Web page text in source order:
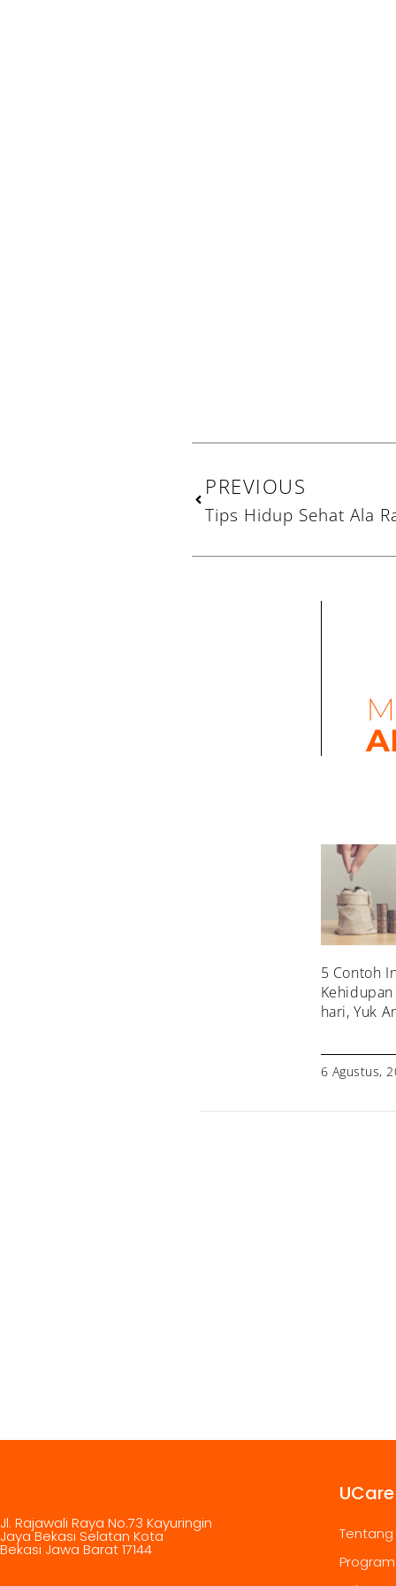
PREVIOUS
5 Contoh
hari, Yuk
6 Agustus,
Jl. Rajawali Raya No.73 Kayuringin
Jaya Bekasi Selatan Kota
Bekasi Jawa Barat 17144
Tentang
Program